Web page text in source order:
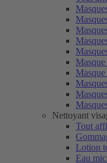
Nettoyant
Tout
Lotion
Eau